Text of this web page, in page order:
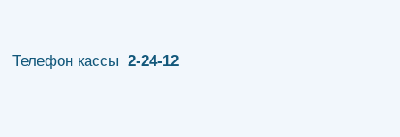
Телефон кассы 2-24-12